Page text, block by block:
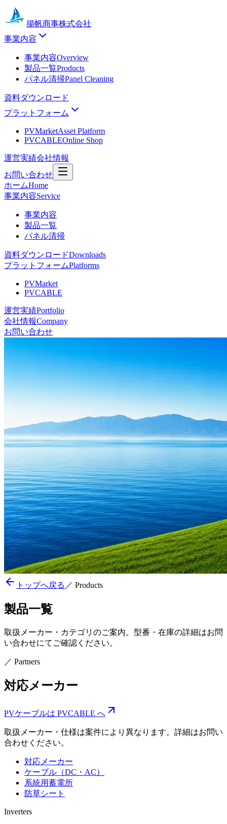
揚帆商事株式会社
事業内容
事業内容Overview
製品一覧Products
パネル清掃Panel Cleaning
資料ダウンロード
プラットフォーム
PVMarketAsset Platform
PVCABLEOnline Shop
運営実績会社情報
お問い合わせ
ホームHome
事業内容Service
事業内容
製品一覧
パネル清掃
資料ダウンロードDownloads
プラットフォームPlatforms
PVMarket
PVCABLE
運営実績Portfolio
会社情報Company
お問い合わせ
トップへ戻る ／ Products
製品一覧
取扱メーカー・カテゴリのご案内。型番・在庫の詳細はお問
い合わせにてご確認ください。
／ Partners
対応メーカー
PVケーブルは PVCABLE へ
取扱メーカー・仕様は案件により異なります。詳細はお問い
合わせください。
対応メーカー
ケーブル（DC・AC）
系統用蓄電所
防草シート
Inverters